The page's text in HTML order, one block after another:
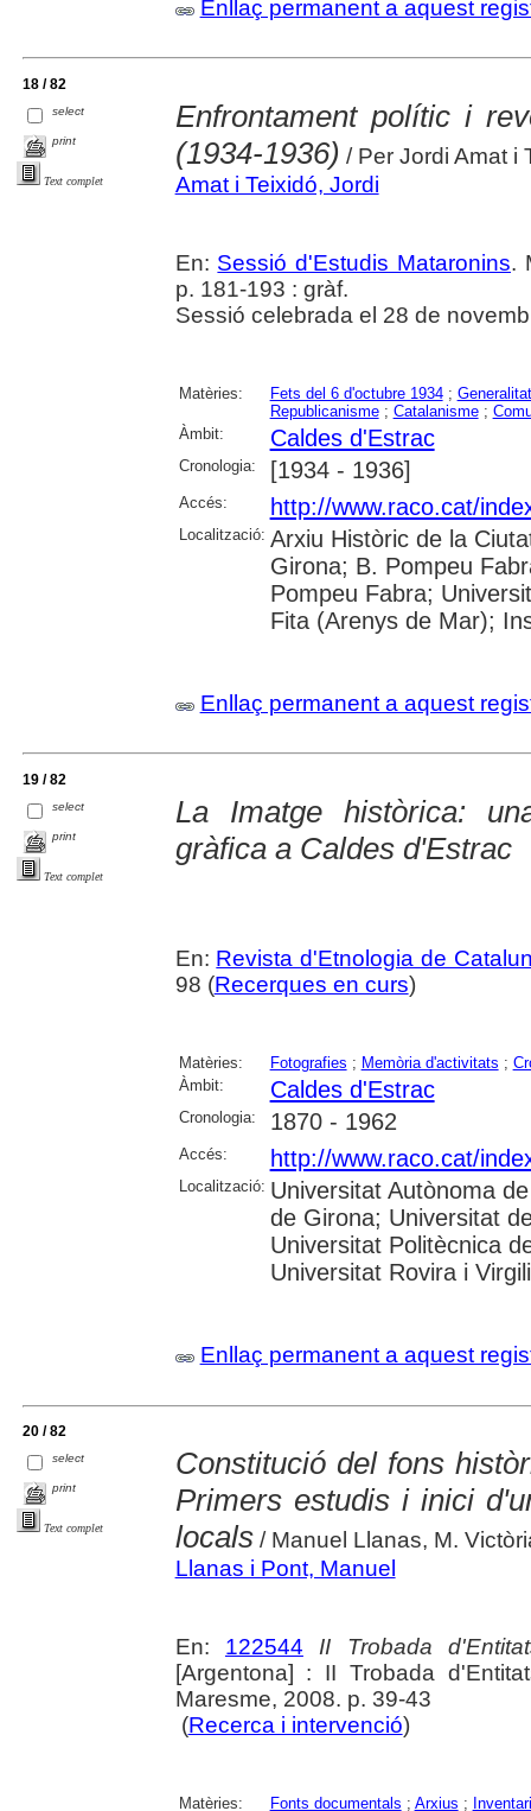
Enllaç permanent a aquest
18 / 82
select
print
Text complet
Enfrontament polític i
(1934-1936) / Per Jordi Amat i
Amat i Teixidó, Jordi
En: Sessió d'Estudis Mataronins.
p. 181-193 : gràf.
Sessió celebrada el 28 de
Matèries: Fets del 6 d'octubre 1934;
Republicanisme; Catalanisme;
Àmbit:
Caldes d'Estrac
Cronologia: [1934 - 1936]
Accés: http://www.raco.cat/
Localització: Arxiu Històric de la
Girona; B. Pompeu
Pompeu Fabra;
Fita (Arenys de Mar);
Enllaç permanent a aquest
19 / 82
select
print
Text complet
La Imatge històrica:
gràfica a Caldes d'Estrac
En: Revista d'Etnologia de
98 (Recerques en curs)
Matèries: Fotografies ; Memòria d'activitats ;
Àmbit:
Caldes d'Estrac
Cronologia: 1870 - 1962
Accés: http://www.raco.cat/
Localització: Universitat Autònoma
de Girona; Universitat
Universitat Politècnica
Universitat Rovira i Virgili
Enllaç permanent a aquest
20 / 82
select
print
Text complet
Constitució del fons
Primers estudis i inici
locals/ Manuel Llanas, M.
Llanas i Pont, Manuel
En: 122544
II Trobada
[Argentona] : II Trobada
Maresme, 2008. p. 39-43
(Recerca i intervenció)
Matèries: Fonts documentals ; Arxius ;